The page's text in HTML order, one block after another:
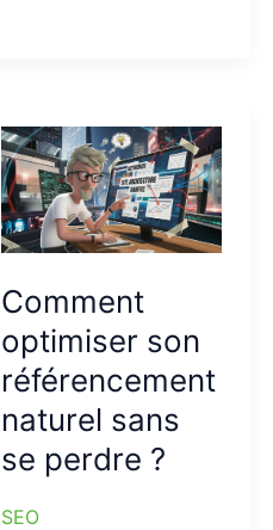
Comment
optimiser son
référencement
naturel sans
se perdre ?
SEO